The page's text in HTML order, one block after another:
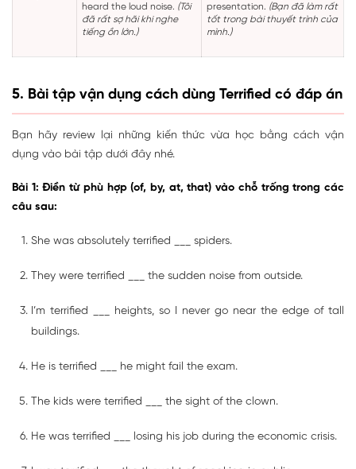
heard the loud noise. (Tôi
đã rất sợ hãi khi nghe
tiếng ồn lớn.)
presentation. (Bạn đã làm rất
tốt trong bài thuyết trình của
mình.)
5. Bài tập vận dụng cách dùng Terrified có đáp án
Bạn hãy review lại những kiến thức vừa học bằng cách vận
dụng vào bài tập dưới đây nhé.
Bài 1: Điền từ phù hợp (of, by, at, that) vào chỗ trống trong các
câu sau:
She was absolutely terrified ___ spiders.
They were terrified ___ the sudden noise from outside.
I’m terrified ___ heights, so I never go near the edge of tall
buildings.
He is terrified ___ he might fail the exam.
The kids were terrified ___ the sight of the clown.
He was terrified ___ losing his job during the economic crisis.